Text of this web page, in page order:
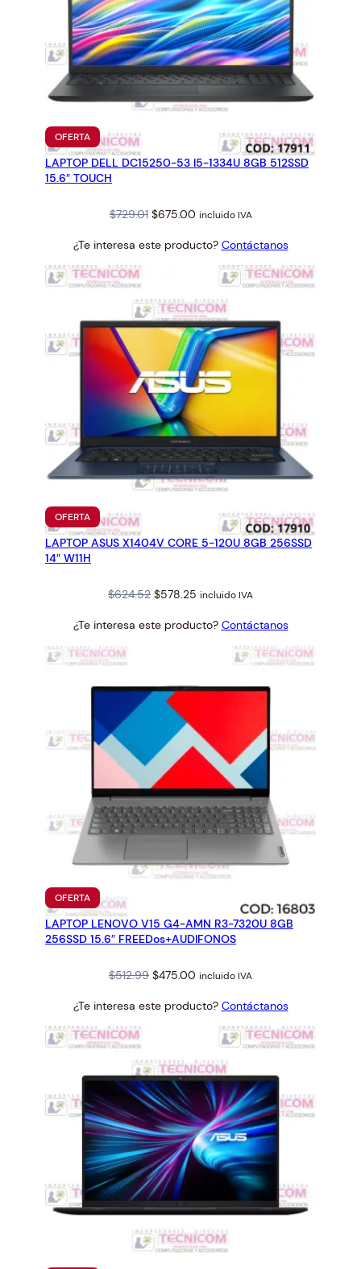
8
1
7
.
2
6
.
7
5
.
OFERTAPRODUCTO
EN
OFERTA
LAPTOP DELL DC15250-53 I5-1334U 8GB 512SSD
15.6″ TOUCH
$729.01 Original
was:
$675.00Current
is:
$675.00.
incluido IVA
¿Te interesa este producto? Contáctanos
OFERTAPRODUCTO
EN
OFERTA
LAPTOP ASUS X1404V CORE 5-120U 8GB 256SSD
14″ W11H
$624.52 Original
was:
$578.25 Current
is:
$578.25.
incluido IVA
¿Te interesa este producto? Contáctanos
OFERTAPRODUCTO
EN
OFERTA
LAPTOP LENOVO V15 G4-AMN R3-7320U 8GB
256SSD 15.6″ FREEDos+AUDIFONOS
$512.99 Original
was:
$475.00 Current
is:
$475.00.
incluido IVA
¿Te interesa este producto? Contáctanos